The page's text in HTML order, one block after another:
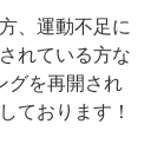
、運動不足に
れている方な
グを再開され
ております！